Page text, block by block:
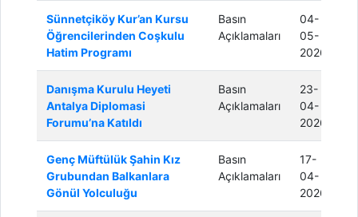
Sünnetçiköy Kur’an Kursu
Öğrencilerinden Coşkulu
Hatim Programı
Basın
Açıklamaları
04-
05-
2026
Danışma Kurulu Heyeti
Antalya Diplomasi
Forumu’na Katıldı
Basın
Açıklamaları
23-
04-
2026
Genç Müftülük Şahin Kız
Grubundan Balkanlara
Gönül Yolculuğu
Basın
Açıklamaları
17-
04-
2026